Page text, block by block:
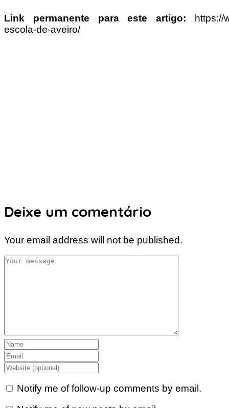
Link permanente para este artigo:
https://
escola-de-aveiro/
Deixe um comentário
Your email address will not be published.
Notify me of follow-up comments by email.